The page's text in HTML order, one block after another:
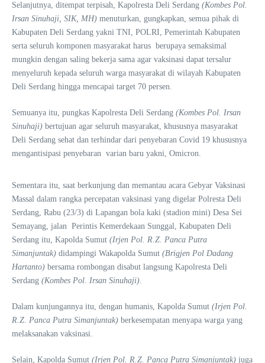
Selanjutnya, ditempat terpisah, Kapolresta Deli Serdang (Kombes Pol.
Irsan Sinuhaji, SIK, MH) menuturkan, gungkapkan, semua pihak di
Kabupaten Deli Serdang yakni TNI, POLRI, Pemerintah Kabupaten
serta seluruh komponen masyarakat harus berupaya semaksimal
mungkin dengan saling bekerja sama agar vaksinasi dapat tersalur
menyeluruh kepada seluruh warga masyarakat di wilayah Kabupaten
Deli Serdang hingga mencapai target 70 persen.
Semuanya itu, pungkas Kapolresta Deli Serdang (Kombes Pol. Irsan
Sinuhaji) bertujuan agar seluruh masyarakat, khususnya masyarakat
Deli Serdang sehat dan terhindar dari penyebaran Covid 19 khususnya
mengantisipasi penyebaran varian baru yakni, Omicron.
Sementara itu, saat berkunjung dan memantau acara Gebyar Vaksinasi
Massal dalam rangka percepatan vaksinasi yang digelar Polresta Deli
Serdang, Rabu (23/3) di Lapangan bola kaki (stadion mini) Desa Sei
Semayang, jalan Perintis Kemerdekaan Sunggal, Kabupaten Deli
Serdang itu, Kapolda Sumut (Irjen Pol. R.Z. Panca Putra
Simanjuntak) didampingi Wakapolda Sumut (Brigjen Pol Dadang
Hartanto) bersama rombongan disabut langsung Kapolresta Deli
Serdang (Kombes Pol. Irsan Sinuhaji).
Dalam kunjungannya itu, dengan humanis, Kapolda Sumut (Irjen Pol.
R.Z. Panca Putra Simanjuntak) berkesempatan menyapa warga yang
melaksanakan vaksinasi.
Selain, Kapolda Sumut (Irjen Pol. R.Z. Panca Putra Simanjuntak) juga